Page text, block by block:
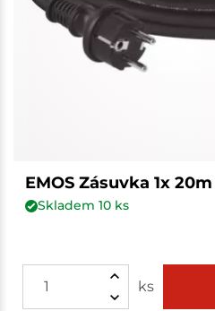
EMOS Zásuvka 1x
Skladem 10ks
ks